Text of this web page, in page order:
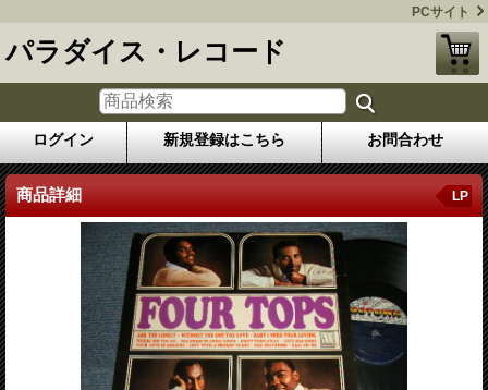
PCサイト
パラダイス・レコード
ログイン 新規登録はこちら お問合わせ
商品詳細 LP